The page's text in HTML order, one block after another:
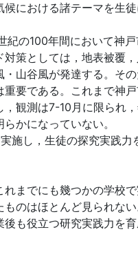
における諸テーマを生
の100年間において
策としては，地表被覆
山谷風が発達する。そ
要である。これまで神
観測は7-10月に限られ
かになっていない。
施し，生徒の探究実践力
までにも幾つかの学校
のはほとんど見られな
も役立つ研究実践力